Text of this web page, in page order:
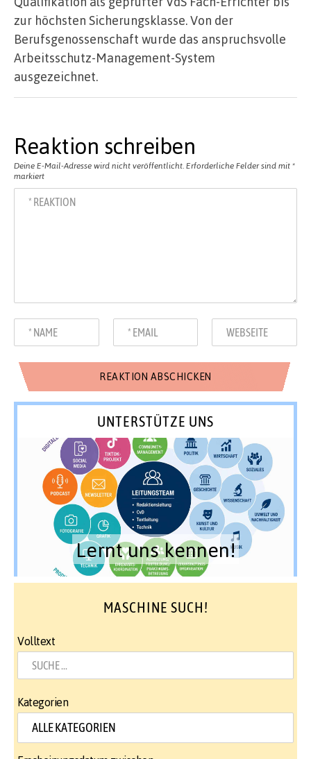
zur höchsten Sicherungsklasse. Von der
Berufsgenossenschaft wurde das anspruchsvolle
Arbeitsschutz-Management-System
ausgezeichnet.
Reaktion schreiben
Deine E-Mail-Adresse wird nicht veröffentlicht. Erforderliche Felder sind mit *
markiert
UNTERSTÜTZE UNS
Lernt uns kennen!
MASCHINE SUCH!
Volltext
Kategorien